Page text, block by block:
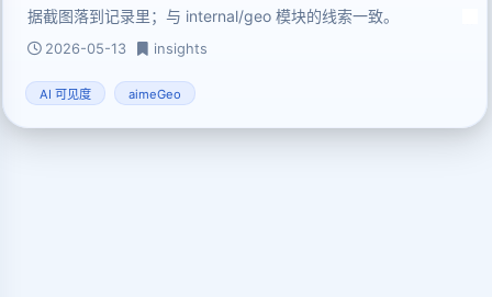
据截图落到记录里；与 internal/geo 模块的线索一致。
2026-05-13 insights
AI 可见度 aimeGeo